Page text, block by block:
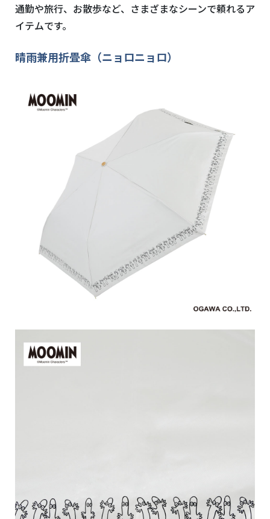
通勤や旅行、お散歩など、さまざまなシーンで頼れるア
イテムです。
晴雨兼用折畳傘（ニョロニョロ）